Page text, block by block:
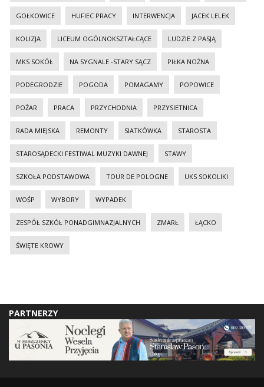
GOŁKOWICE HUFIEC PRACY INTERWENCJA JACEK LELEK
KOLIZJA LICEUM OGÓLNOKSZTAŁCĄCE LUDZIE Z PASJĄ
MKS SOKÓŁ NA SYGNALE -STARY SĄCZ PIŁKA NOŻNA
PODEGRODZIE POGODA POMAGAMY POPOWICE
POŻAR PRACA PRZYCHODNIA PRZYSIETNICA
RADA MIEJSKA REMONTY SIATKÓWKA STAROSTA
STAROSĄDECKI FESTIWAL MUZYKI DAWNEJ STAWY
SZKOŁA PODSTAWOWA TOUR DE POLOGNE UKS SOKOLIKI
WOŚP WYBORY WYPADEK
ZESPÓŁ SZKÓŁ PONADGIMNAZJALNYCH ZMARŁ ŁĄCKO
ŚWIĘTE KROWY
PARTNERZY